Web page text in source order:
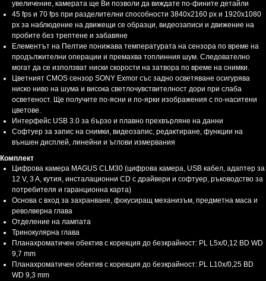
увеличение, камерата ще Ви позволи да виждате по-фините детайли
45 fps и 70 fps при разделителни способности 3840x2160 px и 1920x1080
px за наблюдение на движещи се образци, видеозаписи и движение на
пробите без трептене и забавяне
Елементът на Пелтие понижава температурата на сензора по време на
продължителни операции и премахва топлинния шум. Следователно
могат да се използват ниски скорости на затвора по време на снимки.
Цветният CMOS сензор SONY Exmor със задно осветяване осигурява
ниско ниво на шума и висока светлочувствителност дори при слаба
осветеност. Ще получите по-ясни и по-ярки изображения с по-наситени
цветове.
Интерфейс USB 3.0 за бързо и плавно прехвърляне на данни
Софтуер за запис на снимки, видеозапис, редактиране, функции на
външен дисплей, линейни и ъглови измервания
Комплект
Цифрова камера MAGUS CLM30 (цифрова камера, USB кабел, адаптер за
12 V, 3 A, кутия, инсталационни CD с драйвери и софтуер, ръководство за
потребителя и гаранционна карта)
Основа с вход за захранване, фокусиращ механизъм, предметна маса и
револверна глава
Отделение на лампата
Тринокулярна глава
Планахроматичен обектив с корекция до безкрайност: PL L5x/0,12 BD WD
9,7 mm
Планахроматичен обектив с корекция до безкрайност: PL L10x/0,25 BD
WD 9,3 mm